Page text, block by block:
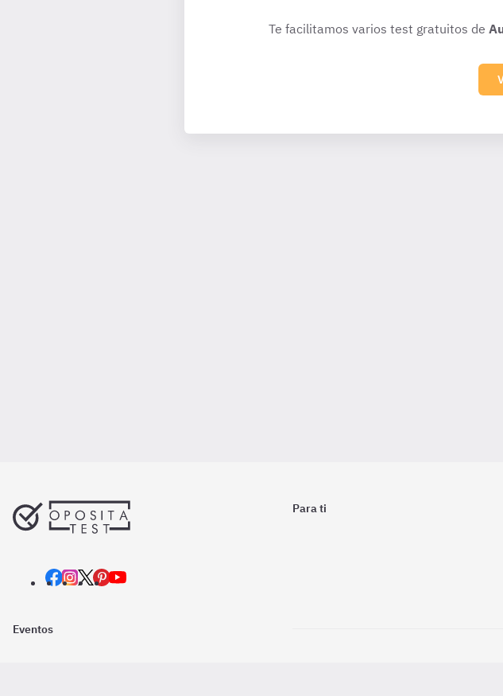
Te facilitamos varios test gratuitos de
Para ti
Eventos